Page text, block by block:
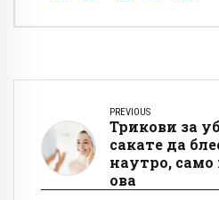
PREVIOUS
Трикови за
сакате да
наутро, само
ова